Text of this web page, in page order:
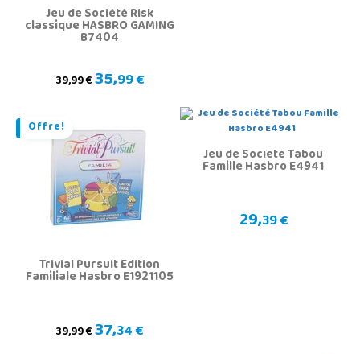
Jeu de Société Risk
classique HASBRO GAMING
B7404
39,99 €35,99 €
Offre!
Trivial Pursuit Édition
Familiale Hasbro E1921105
39,99 €37,34 €
Jeu de Société Tabou
Famille Hasbro E4941
29,39 €